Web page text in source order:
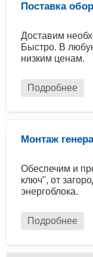
Поставка
Доставим
Быстро. В
низким ценам.
Подробнее
Монтаж
Обеспечим и
ключ", от
энергоблока.
Подробнее